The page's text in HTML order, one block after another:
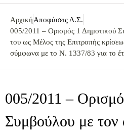
ΑρχικήΑποφάσεις Δ.Σ.
005/2011 – Ορισμός 1 Δημοτικού
του ως Μέλος της Επιτροπής
σύμφωνα με το Ν. 1337/83 για το
005/2011 –
Συμβούλου με